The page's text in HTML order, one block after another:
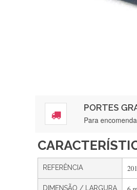
PORTES
Para
REFERÊNCIA
DIMENSÃO / LARGURA